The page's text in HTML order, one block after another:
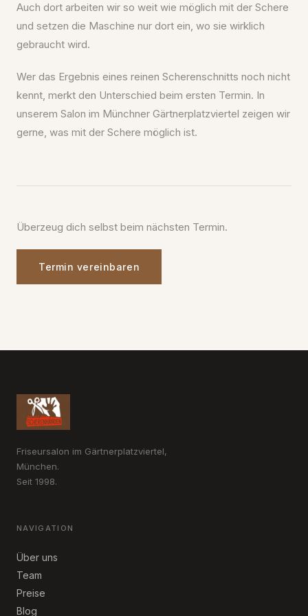
Auch dort arbeiten wir so weit wie möglich mit der Schere
und setzen die Maschine nur dort ein, wo sie wirklich
gebraucht wird.
Wer das Ergebnis eines reinen Scherenschnitts noch nicht
kennt, merkt den Unterschied beim ersten Termin. In
unserem Salon im Münchner Gärtnerplatzviertel zeigen wir
gerne, was mit der Schere möglich ist.
Überzeug dich selbst beim nächsten Termin.
Termin vereinbaren
Friseursalon im Gärtnerplatzviertel,
München.
Seit 1998.
NAVIGATION
Über uns
Team
Preise
Blog